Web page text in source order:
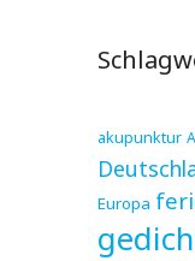
akupunktur
Europa